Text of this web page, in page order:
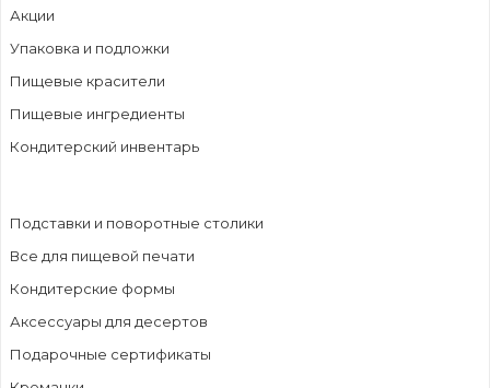
Акции
Упаковка и подложки
Пищевые красители
Пищевые ингредиенты
Кондитерский инвентарь
Подставки и поворотные столики
Все для пищевой печати
Кондитерские формы
Аксессуары для десертов
Подарочные сертификаты